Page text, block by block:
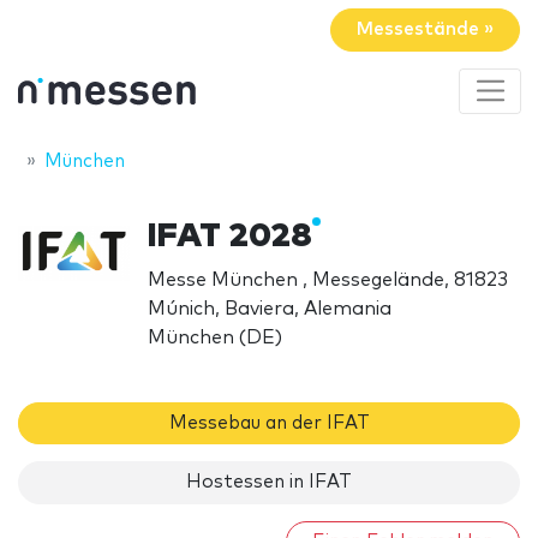
Messestände »
München
IFAT 2028
Messe München , Messegelände, 81823
Múnich, Baviera, Alemania
München (DE)
Messebau an der IFAT
Hostessen in IFAT